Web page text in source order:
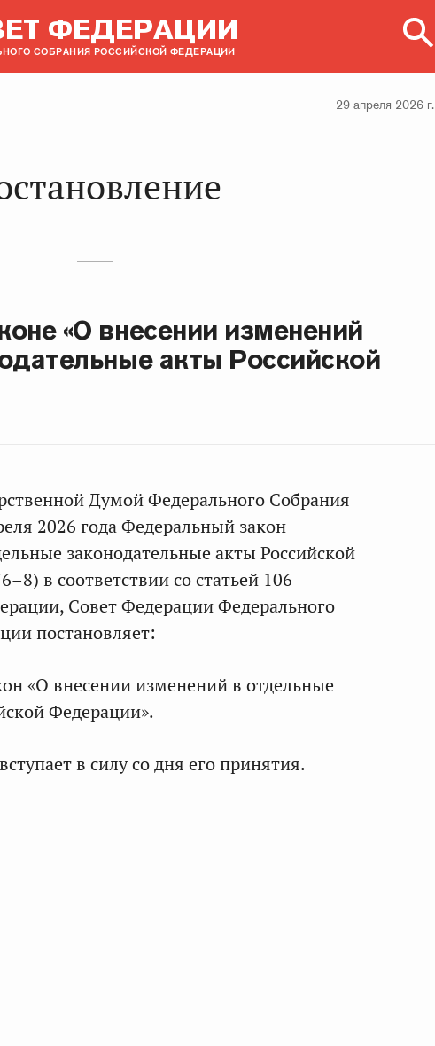
ФЕДЕРАЦИИ
СОБРАНИЯ РОССИЙСКОЙ ФЕДЕРАЦИИ
«О внесении изменений
акты Российской
29 апреля 2026 г.
Думой Федерального Собрания
2026 года Федеральный закон
законодательные акты Российской
в соответствии со статьей 106
Совет Федерации Федерального
постановляет:
«О внесении изменений в отдельные
Федерации».
в силу со дня его принятия.